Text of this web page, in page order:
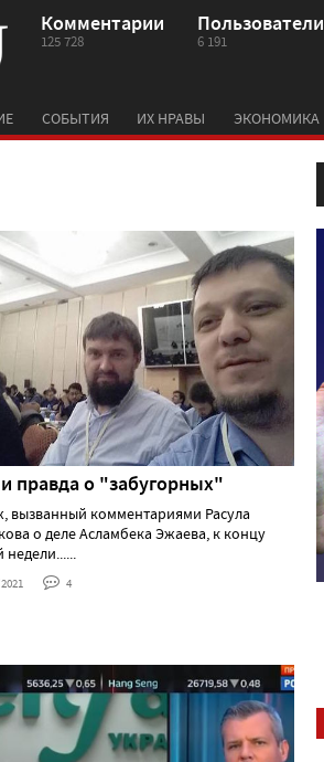
Комментарии
125 728
Пользователи
6 191
СОБЫТИЯ ИХ НРАВЫ ЭКОНОМИКА
правда о "забугорных"
вызванный комментариями Расула
о деле Асламбека Эжаева, к концу
4